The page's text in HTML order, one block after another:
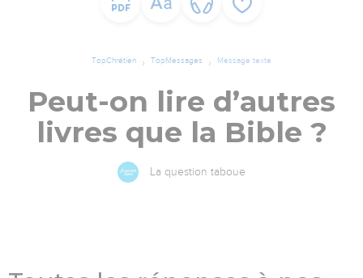
TopChrétien TopMessages Message texte
Peut-on lire d’autres
livres que la Bible ?
La question taboue